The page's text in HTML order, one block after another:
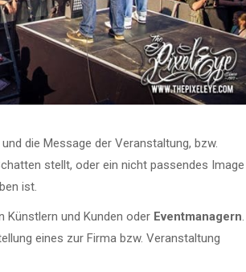
die Message der Veranstaltung, bzw.
stellt, oder ein nicht passendes Image
ist.
Künstlern und Kunden oder Eventmanagern.
eines zur Firma bzw. Veranstaltung